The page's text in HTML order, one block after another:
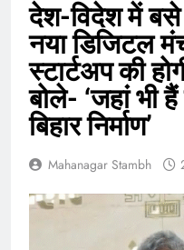
देश-विदेश में बसे
नया डिजिटल
स्टार्टअप की
बोले- ‘जहां भी
बिहार निर्माण’
Mahanagar Stambh